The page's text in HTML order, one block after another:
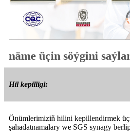
näme üçin söýgini
Hil kepilligi:
Önümlerimiziň hilini kepillendirmek
şahadatnamalary we SGS synagy